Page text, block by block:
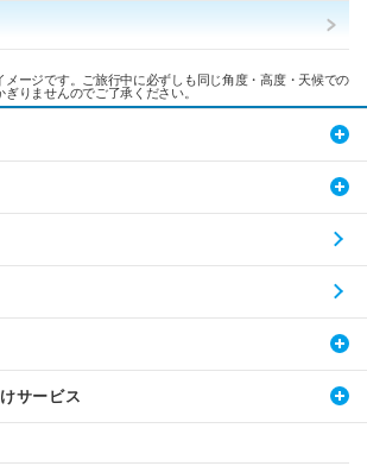
ージです。ご旅行中に必ずしも同じ角度・高度・天候での
りませんのでご了承ください。
サービス